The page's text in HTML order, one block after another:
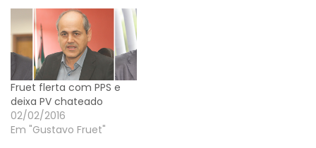
Fruet flerta com PPS e
deixa PV chateado
02/02/2016
Em "Gustavo Fruet"